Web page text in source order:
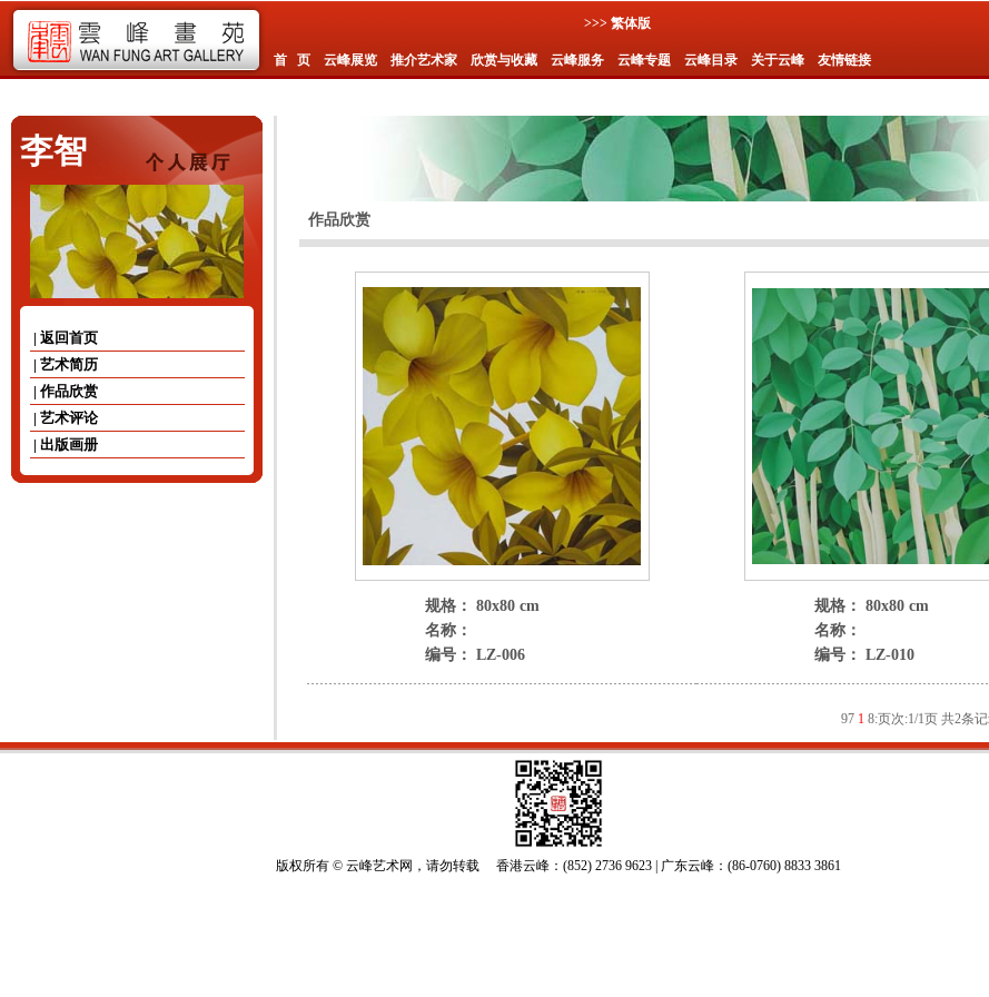
>>> 繁体版
首 页 云峰展览 推介艺术家 欣赏与收藏 云峰服务 云峰专题 云峰目录 关于云峰 友情链接
李智
| 返回首页
| 艺术简历
| 作品欣赏
| 艺术评论
| 出版画册
作品欣赏
规格： 80x80 cm
名称：
编号： LZ-006
规格： 80x80 cm
名称：
编号： LZ-010
97 1 8:页次:1/1页 共2条
版权所有 © 云峰艺术网，请勿转载 香港云峰：(852) 2736 9623 | 广东云峰：(86-0760) 8833 3861